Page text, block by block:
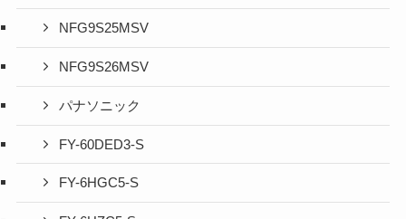
NFG9S25MSV
NFG9S26MSV
パナソニック
FY-60DED3-S
FY-6HGC5-S